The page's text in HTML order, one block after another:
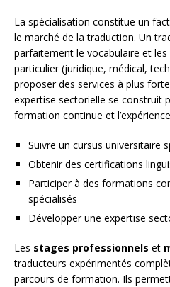
La spécialisation constitue un
le marché de la traduction. Un
parfaitement le vocabulaire et les
particulier (juridique, médical,
proposer des services à plus
expertise sectorielle se construit
formation continue et
Suivre un cursus universitaire
Obtenir des certifications
Participer à des formations
spécialisés
Développer une expertise
Les stages professionnels et
traducteurs expérimentés
parcours de formation. Ils